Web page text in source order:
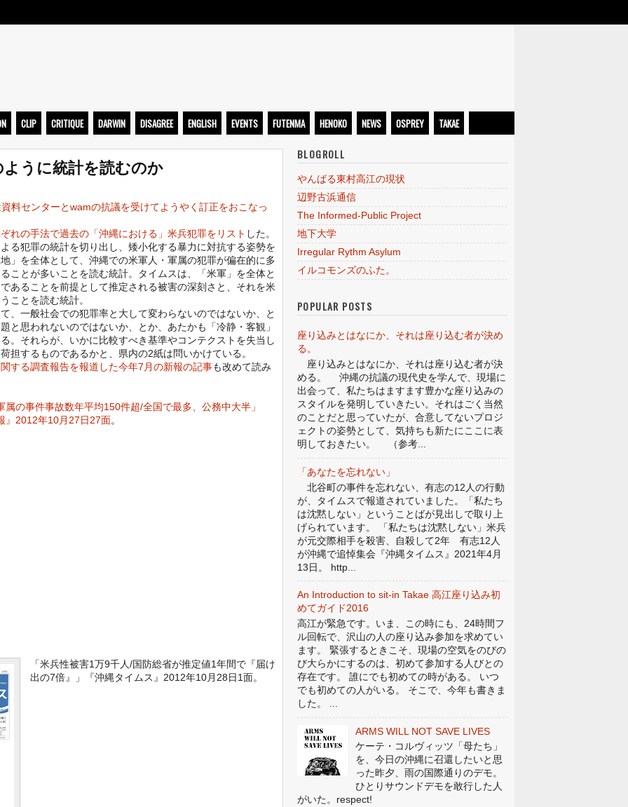
CLIP CRITIQUE DARWIN DISAGREE ENGLISH EVENTS FUTENMA HENOKO NEWS OSPREY TAKAE
うに統計を読むのか
料センターとwamの抗議を受けてようやく訂正をおこなっ
れの手法で過去の「沖縄における」米兵犯罪をリスト した。
る犯罪の統計を切り出し、矮小化する暴力に対抗する姿勢を
」を全体として、沖縄での米軍人・軍属の犯罪が偏在的に多
ことが多いことを読む統計。タイムスは、「米軍」を全体と
あることを前提として推定される被害の深刻さと、それを米
ことを読む統計。
一般社会での犯罪率と大して変わらないのではないか、と
と思われないのではないか、とか、あたかも「冷静・客観」
。それらが、いかに比較すべき基準やコンテクストを失当し
担するものであるかと、県内の2紙は問いかけている。
する調査報告を報道した今年7月の新報の記事も改めて読み
属の事件事故数年平均150件超/全国で最多、公務中大半」
』2012年10月27日27面。
「米兵性被害1万9千人/国防総省が推定値1年間で『届け
出の7倍』」『沖縄タイムス』2012年10月28日1面。
BLOGROLL
やんばる東村高江の現状
辺野古浜通信
The Informed-Public Project
地下大学
Irregular Rythm Asylum
イルコモンズのふた。
POPULAR POSTS
座り込みとはなにか、それは座り込む者が決め
る。
座り込みとはなにか、それは座り込む者が決
める。 沖縄の抗議の現代史を学んで、現場に
出会って、私たちはますます豊かな座り込みの
スタイルを発明していきたい。それはごく当然
のことだと思っていたが、合意してないプロジ
ェクトの姿勢として、気持ちも新たにここに表
明しておきたい。 （参考...
「あなたを忘れない」
北谷町の事件を忘れない、有志の12人の行動
が、タイムスで報道されていました。「私たち
は沈黙しない」ということばが見出しで取り上
げられています。 「私たちは沈黙しない」米兵
が元交際相手を殺害、自殺して2年 有志12人
が沖縄で追悼集会『沖縄タイムス』2021年4月
13日。 http...
An Introduction to sit-in Takae 高江座り込み初
めてガイド2016
高江が緊急です。いま、この時にも、24時間フ
ル回転で、沢山の人の座り込み参加を求めてい
ます。 緊張するときこそ、現場の空気をのびの
び大らかにするのは、初めて参加する人びとの
存在です。 誰にでも初めての時がある。 いつ
でも初めての人がいる。 そこで、今年も書きま
した。 ...
ARMS WILL NOT SAVE LIVES
ケーテ・コルヴィッツ「母たち」
を、今日の沖縄に召還したいと思
った昨夕、雨の国際通りのデモ。
ひとりサウンドデモを敢行した人
がいた。respect!